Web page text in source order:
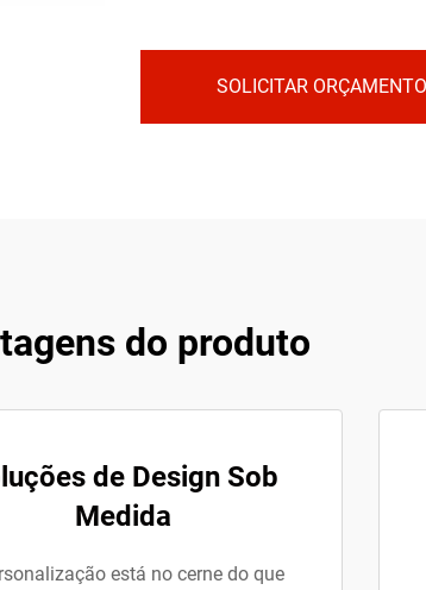
SOLICITAR ORÇAMENTO
do produto
de Design Sob
Medida
está no cerne do que